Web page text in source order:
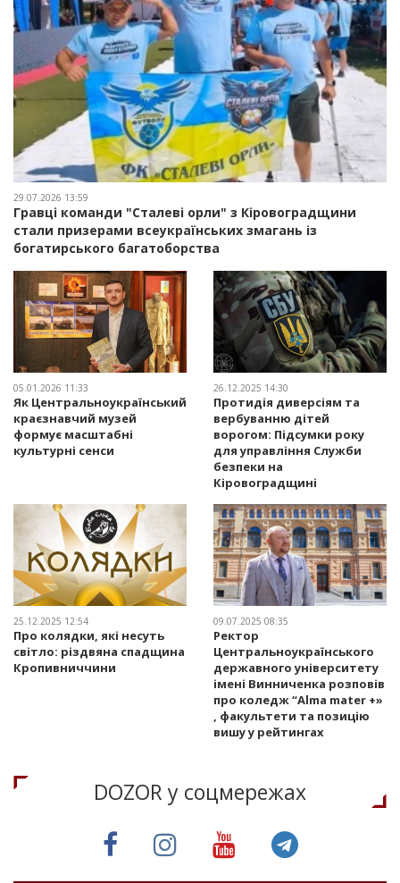
29.07.2026 13:59
Гравці команди "Сталеві орли" з Кіровоградщини
стали призерами всеукраїнських змагань із
богатирського багатоборства
05.01.2026 11:33
Як Центральноукраїнський
краєзнавчий музей
формує масштабні
культурні сенси
26.12.2025 14:30
Протидія диверсіям та
вербуванню дітей
ворогом: Підсумки року
для управління Служби
безпеки на
Кіровоградщині
25.12.2025 12:54
Про колядки, які несуть
світло: різдвяна спадщина
Кропивниччини
09.07.2025 08:35
Ректор
Центральноукраїнського
державного університету
імені Винниченка розповів
про коледж “Alma mater +»
, факультети та позицію
вишу у рейтингах
DOZOR у соцмережах